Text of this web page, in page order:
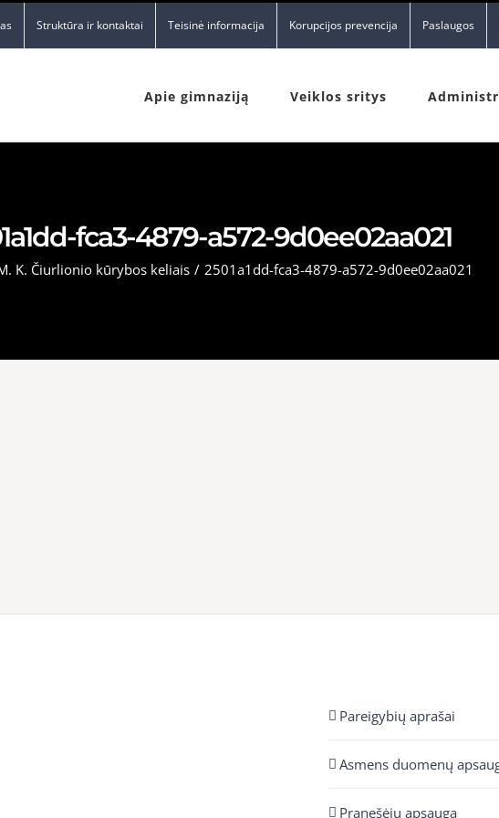
Struktūra ir kontaktai Teisinė informacija Korupcijos prevencija Paslaugos
Apie gimnaziją Veiklos sritys
fca3-4879-a572-9d0ee02aa021
K. Čiurlionio kūrybos keliais / 2501a1dd-fca3-4879-a572-9d0ee02aa021
Pareigybių aprašai
Asmens duomenų
Pranešėjų apsauga